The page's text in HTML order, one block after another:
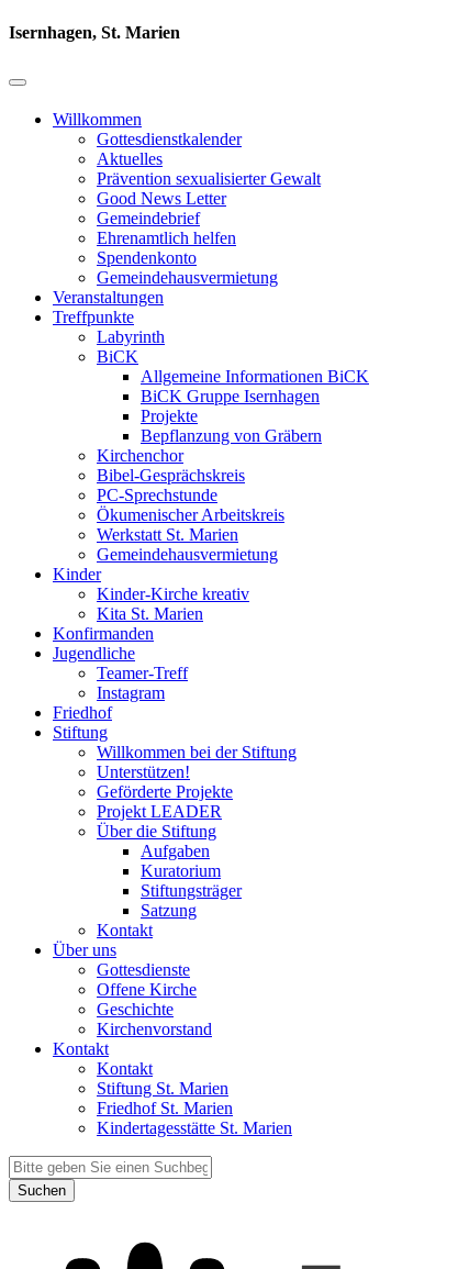
Isernhagen, St. Marien
Willkommen
Gottesdienstkalender
Aktuelles
Prävention sexualisierter Gewalt
Good News Letter
Gemeindebrief
Ehrenamtlich helfen
Spendenkonto
Gemeindehausvermietung
Veranstaltungen
Treffpunkte
Labyrinth
BiCK
Allgemeine Informationen BiCK
BiCK Gruppe Isernhagen
Projekte
Bepflanzung von Gräbern
Kirchenchor
Bibel-Gesprächskreis
PC-Sprechstunde
Ökumenischer Arbeitskreis
Werkstatt St. Marien
Gemeindehausvermietung
Kinder
Kinder-Kirche kreativ
Kita St. Marien
Konfirmanden
Jugendliche
Teamer-Treff
Instagram
Friedhof
Stiftung
Willkommen bei der Stiftung
Unterstützen!
Geförderte Projekte
Projekt LEADER
Über die Stiftung
Aufgaben
Kuratorium
Stiftungsträger
Satzung
Kontakt
Über uns
Gottesdienste
Offene Kirche
Geschichte
Kirchenvorstand
Kontakt
Kontakt
Stiftung St. Marien
Friedhof St. Marien
Kindertagesstätte St. Marien
Suchen